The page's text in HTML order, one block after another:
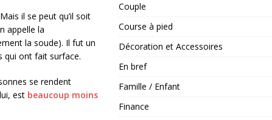
il se peut qu’il soit
appelle la
la soude). Il fut un
qui ont fait surface.
se rendent
est beaucoup moins
Couple
Course à pied
Décoration et Accessoires
En bref
Famille / Enfant
Finance